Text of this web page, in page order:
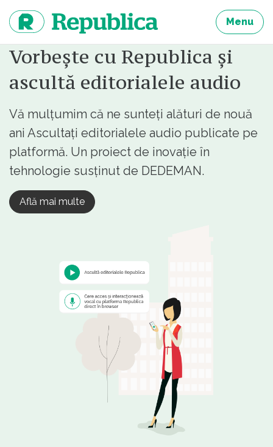
continut
Menu
Vorbește cu Republica și
ascultă editorialele audio
Vă mulțumim că ne sunteți alături de nouă
ani Ascultați editorialele audio publicate pe
platformă. Un proiect de inovație în
tehnologie susținut de DEDEMAN.
Află mai multe